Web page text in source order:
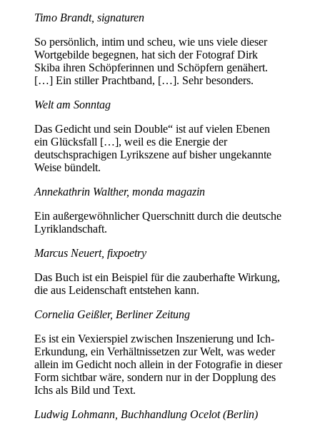
Timo Brandt, signaturen
So persönlich, intim und scheu, wie uns viele dieser
Wortgebilde begegnen, hat sich der Fotograf Dirk
Skiba ihren Schöpferinnen und Schöpfern genähert.
[…] Ein stiller Prachtband, […]. Sehr besonders.
Welt am Sonntag
Das Gedicht und sein Double“ ist auf vielen Ebenen
ein Glücksfall […], weil es die Energie der
deutschsprachigen Lyrikszene auf bisher ungekannte
Weise bündelt.
Annekathrin Walther, monda magazin
Ein außergewöhnlicher Querschnitt durch die deutsche
Lyriklandschaft.
Marcus Neuert, fixpoetry
Das Buch ist ein Beispiel für die zauberhafte Wirkung,
die aus Leidenschaft entstehen kann.
Cornelia Geißler, Berliner Zeitung
Es ist ein Vexierspiel zwischen Inszenierung und Ich-
Erkundung, ein Verhältnissetzen zur Welt, was weder
allein im Gedicht noch allein in der Fotografie in dieser
Form sichtbar wäre, sondern nur in der Dopplung des
Ichs als Bild und Text.
Ludwig Lohmann, Buchhandlung Ocelot (Berlin)